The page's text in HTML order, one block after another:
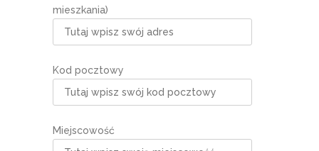
mieszkania)
Kod pocztowy
Miejscowość